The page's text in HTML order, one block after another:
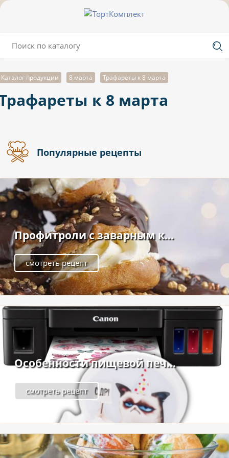
Каталог продукции 8 марта Трафареты к 8 марта
к 8 марта
Популярные рецепты
Профитроли с заварным к...
смотреть рецепт
Особенности пищевой печ...
смотреть рецепт